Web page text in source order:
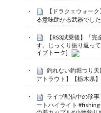
【ドラクエウォー
る意味助かる武器でした
【RS3試乗後】「
す。じっくり振り返っ
イブトーク]
釣れない釣堀つり
アトラウト】【栃木県】
ライブ配信中の珍事
ートハイライト